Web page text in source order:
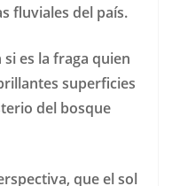
fluviales del país.
es la fraga quien
superficies
del bosque
que el sol